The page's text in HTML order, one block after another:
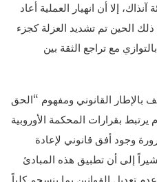
إلا أن انهيار العملية أعاد
ذلك الحين تم تشديد العزلة كجزء
مع تراجع الثقة بين
بالإطار القانوني ومفهوم “الحق
بقرارات المحكمة الأوروبية
وجود أفق قانوني لإعادة
إلى أن تطبيق هذه المبادئ
تعديل القوانين بما ينسجم كلياً